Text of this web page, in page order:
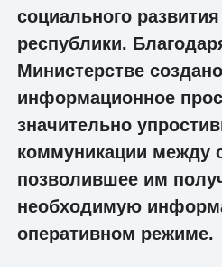
социального
республики.
Министерстве
информационное
значительно
коммуникации между
позволившее им
необходимую
оперативном режиме.